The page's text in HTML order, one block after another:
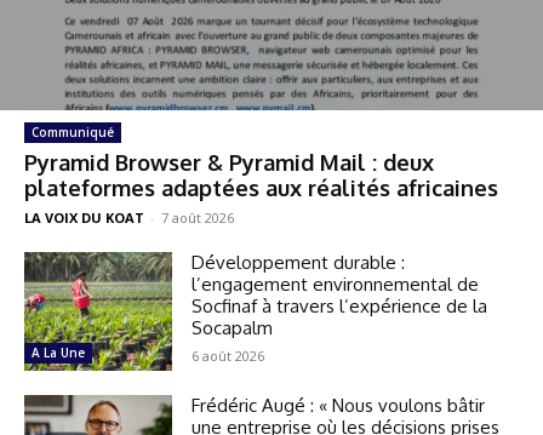
Communiqué
Pyramid Browser & Pyramid Mail : deux
plateformes adaptées aux réalités africaines
LA VOIX DU KOAT - 7 août 2026
A La Une
Développement durable :
l’engagement environnemental de
Socfinaf à travers l’expérience de la
Socapalm
6 août 2026
Frédéric Augé : « Nous voulons bâtir
une entreprise où les décisions prises